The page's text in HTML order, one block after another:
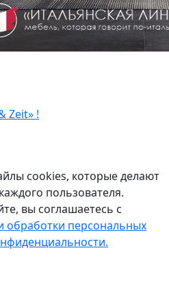
Zeit» !
cookies, которые делают
пользователя.
вы соглашаетесь с
персональных